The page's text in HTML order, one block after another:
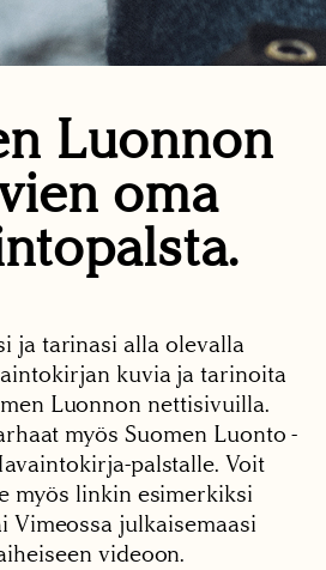
Luonnon
oma
ja tarinasi alla olevalla
kuvia ja tarinoita
Luonnon nettisivuilla.
myös Suomen Luonto -
palstalle. Voit
myös linkin esimerkiksi
Vimeossa julkaisemaasi
videoon.